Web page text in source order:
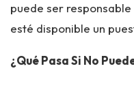
puede ser
esté disponible un
¿Qué Pasa Si No